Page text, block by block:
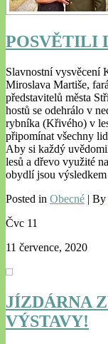
POSVĚTILI
Slavnostní vysvěcení
Miroslava Martiše,
představitelů města
hostů se odehrálo v
rybníka (Křivého) v
připomínat všechny
Aby si každý
lesů a dřevo využité
obydlí jsou
Posted in Obecné | By
Čvc 11
11 července, 2020
JÍZDÁRNA
VÝSTAVY!